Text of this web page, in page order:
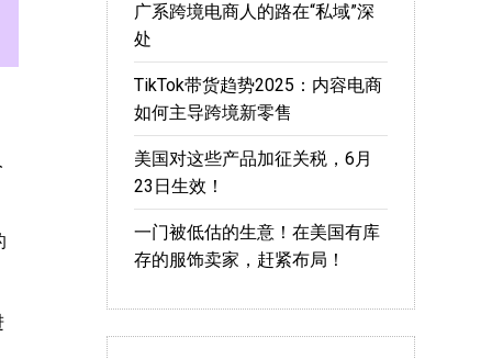
广系跨境电商人的路在“私域”深
处
TikTok带货趋势2025：内容电商
如何主导跨境新零售
美国对这些产品加征关税，6月
23日生效！
一门被低估的生意！在美国有库
存的服饰卖家，赶紧布局！